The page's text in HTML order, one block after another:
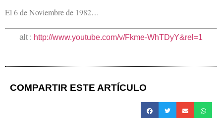
El 6 de Noviembre de 1982…
alt : http://www.youtube.com/v/Fkme-WhTDyY&rel=1
COMPARTIR ESTE ARTÍCULO